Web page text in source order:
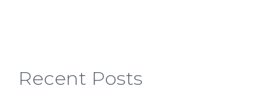
Recent Posts